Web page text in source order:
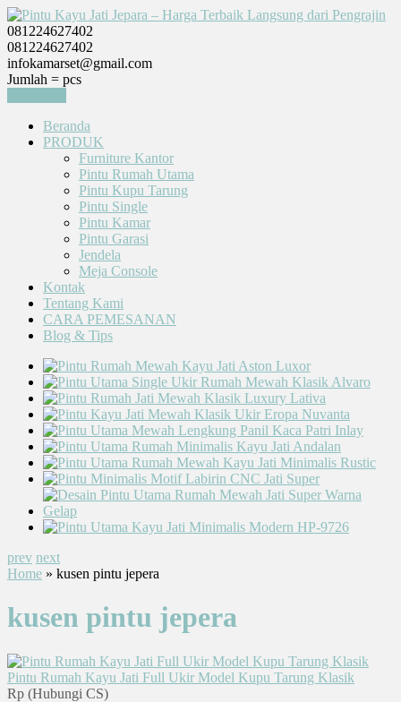
081224627402
081224627402
infokamarset@gmail.com
Jumlah = pcs
Beranda
PRODUK
Furniture Kantor
Pintu Rumah Utama
Pintu Kupu Tarung
Pintu Single
Pintu Kamar
Pintu Garasi
Jendela
Meja Console
Kontak
Tentang Kami
CARA PEMESANAN
Blog & Tips
prev next
Home » kusen pintu jepera
kusen pintu jepera
Pintu Rumah Kayu Jati Full Ukir Model Kupu Tarung Klasik
Rp (Hubungi CS)